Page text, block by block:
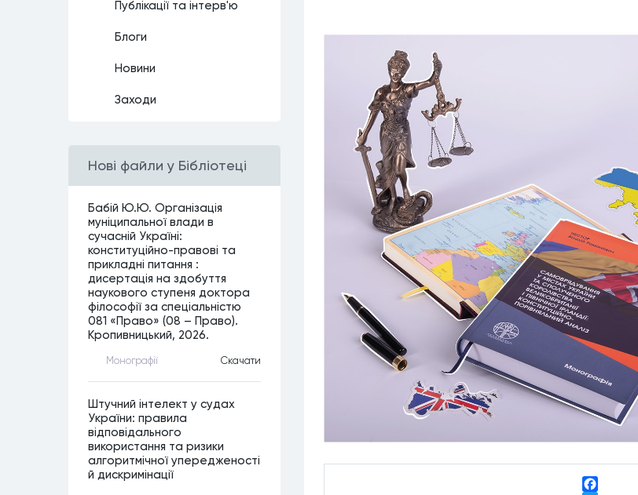
Публiкацiї та iнтерв'ю
Блоги
Новини
Заходи
Нові файли у Бібліотеці
Бабій Ю.Ю. Організація
муніципальної влади в
сучасній Україні:
конституційно-правові та
прикладні питання :
дисертація на здобуття
наукового ступеня доктора
філософії за спеціальністю
081 «Право» (08 – Право).
Кропивницький, 2026.
Монографiї Скачати
Штучний інтелект у судах
України: правила
відповідального
використання та ризики
алгоритмічної упередженості
й дискримінації